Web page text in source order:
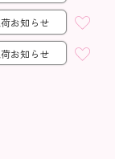
お知らせ
お知らせ